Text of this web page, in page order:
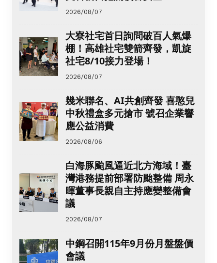
2026/08/07
大寮社宅首日詢問破百人氣爆
棚！高雄社宅雙箭齊發，凱旋
社宅8/10接力登場！
2026/08/07
幾米聯名、AI共創齊發 喜憨兒
中秋禮盒多元搶市 號召企業響
應公益消費
2026/08/06
白海豚颱風逼近北方海域！臺
灣港務提前部署防颱整備 周永
暉董事長親自主持應變整備會
議
2026/08/07
中鋼召開115年9月份月盤盤價
會議